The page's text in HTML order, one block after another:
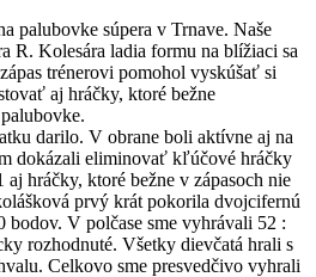
palubovke súpera v Trnave. Naše
R. Kolesára ladia formu na blížiaci sa
trénerovi pomohol vyskúšať si
aj hráčky, ktoré bežne
darilo. V obrane boli aktívne aj na
dokázali eliminovať kľúčové hráčky
aj hráčky, ktoré bežne v zápasoch nie
prvý krát pokorila dvojcifernú
bodov. V polčase sme vyhrávali 52 :
rozhodnuté. Všetky dievčatá hrali s
Celkovo sme presvedčivo vyhrali